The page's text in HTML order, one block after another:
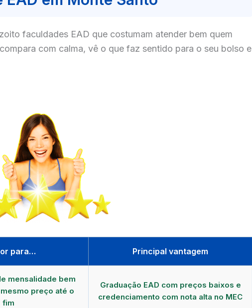
faculdades EAD que costumam atender bem quem
com calma, vê o que faz sentido para o seu bolso e
para… Principal vantagem
mensalidade bem
preço até o
fim
Graduação EAD com preços baixos e
credenciamento com nota alta no MEC